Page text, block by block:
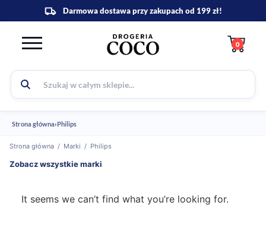
0
Strona główna›Philips
Strona główna / Marki / Philips
Zobacz wszystkie marki
It seems we can’t find what you’re looking for.